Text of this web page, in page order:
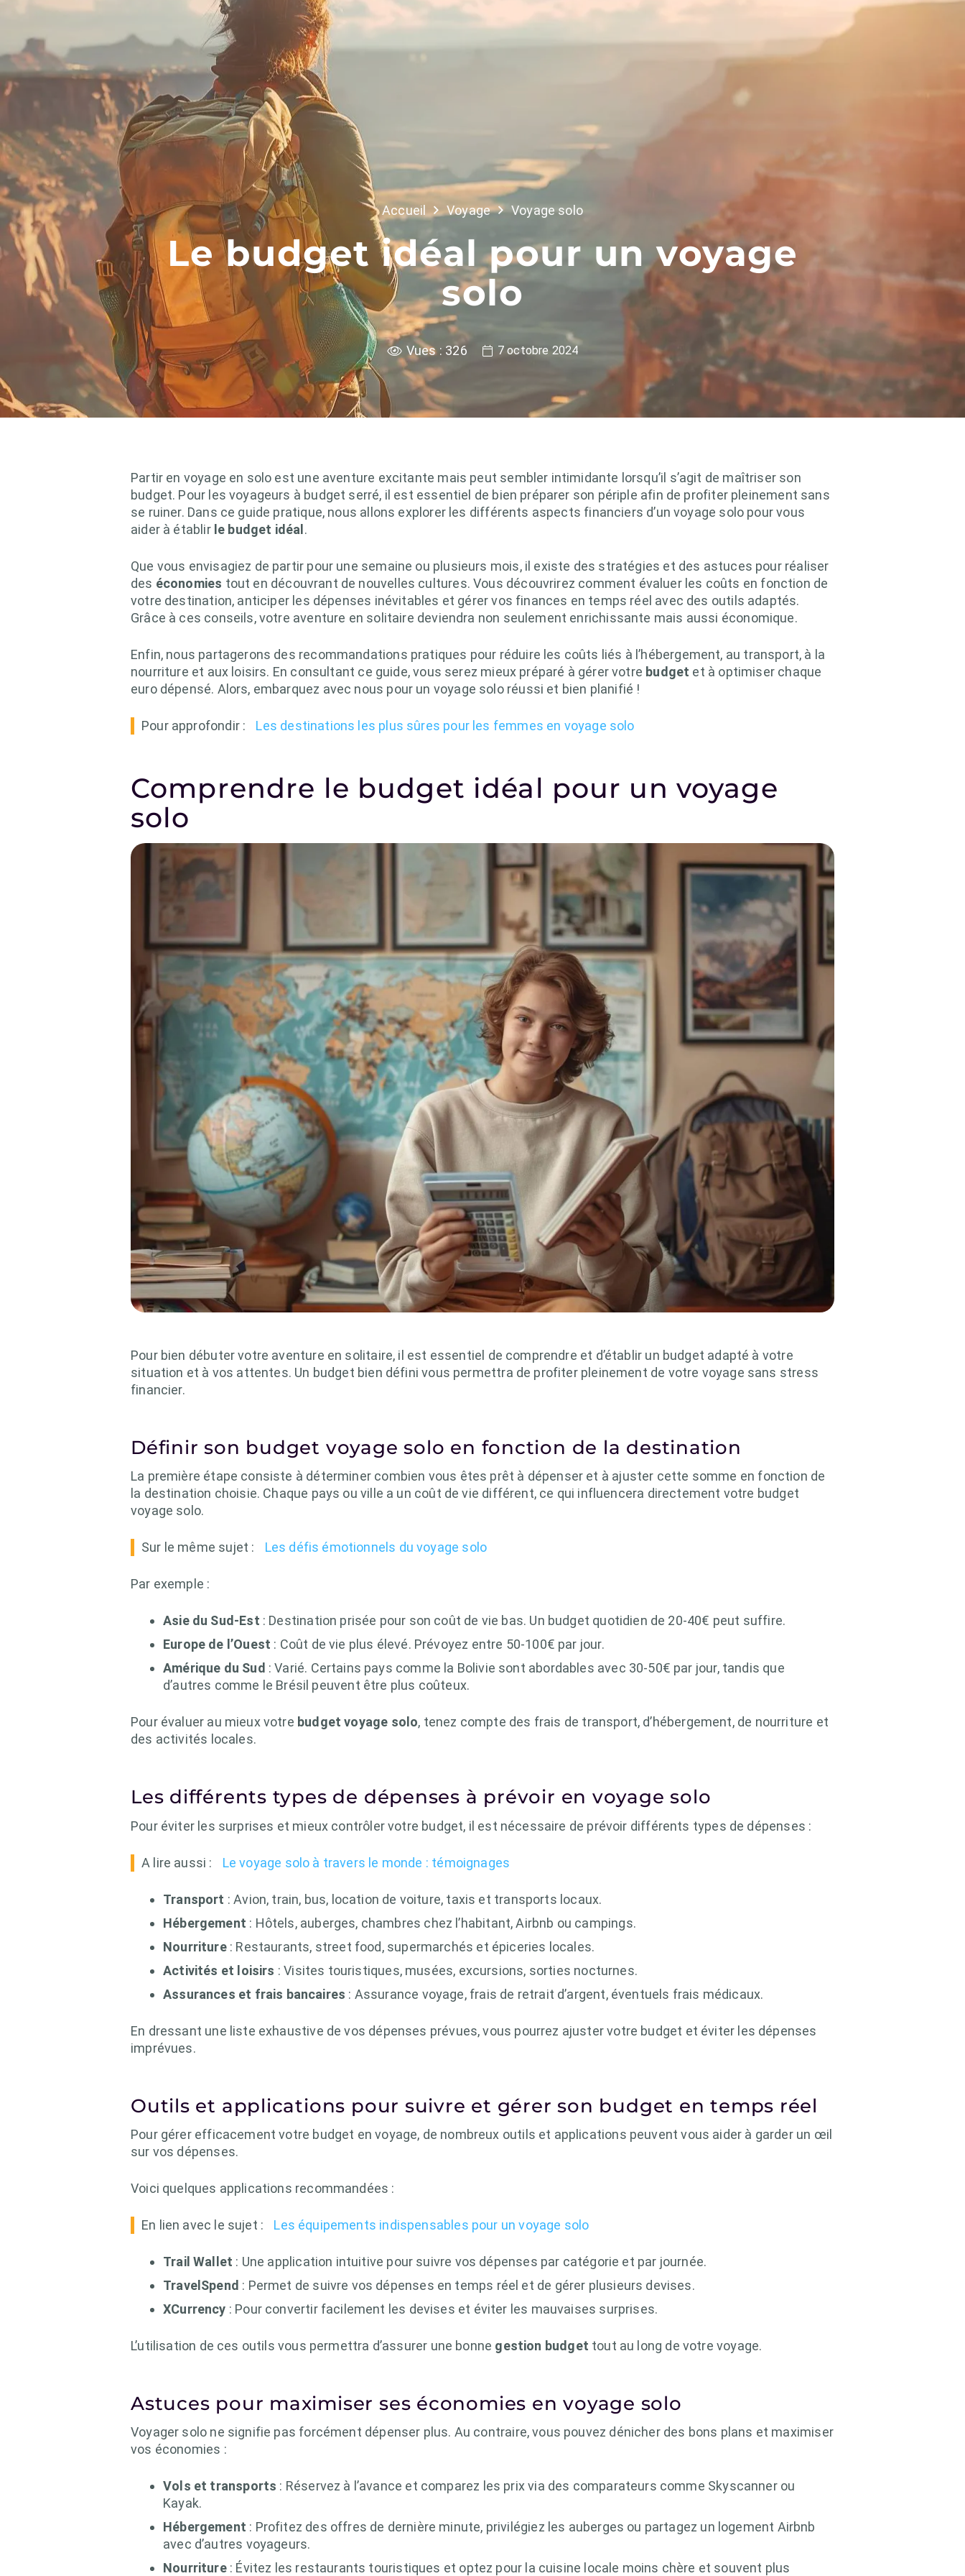
Accueil Voyage Voyage solo
Le budget idéal pour un voyage
solo
Vues : 326 7 octobre 2024
Partir en voyage en solo est une aventure excitante mais peut sembler intimidante lorsqu’il s’agit de maîtriser son
budget. Pour les voyageurs à budget serré, il est essentiel de bien préparer son périple afin de profiter pleinement sans
se ruiner. Dans ce guide pratique, nous allons explorer les différents aspects financiers d’un voyage solo pour vous
aider à établir le budget idéal .
Que vous envisagiez de partir pour une semaine ou plusieurs mois, il existe des stratégies et des astuces pour réaliser
des économies tout en découvrant de nouvelles cultures. Vous découvrirez comment évaluer les coûts en fonction de
votre destination, anticiper les dépenses inévitables et gérer vos finances en temps réel avec des outils adaptés.
Grâce à ces conseils, votre aventure en solitaire deviendra non seulement enrichissante mais aussi économique.
Enfin, nous partagerons des recommandations pratiques pour réduire les coûts liés à l’hébergement, au transport, à la
nourriture et aux loisirs. En consultant ce guide, vous serez mieux préparé à gérer votre budget et à optimiser chaque
euro dépensé. Alors, embarquez avec nous pour un voyage solo réussi et bien planifié !
Pour approfondir : Les destinations les plus sûres pour les femmes en voyage solo
Comprendre le budget idéal pour un voyage
solo
Pour bien débuter votre aventure en solitaire, il est essentiel de comprendre et d’établir un budget adapté à votre
situation et à vos attentes. Un budget bien défini vous permettra de profiter pleinement de votre voyage sans stress
financier.
Définir son budget voyage solo en fonction de la destination
La première étape consiste à déterminer combien vous êtes prêt à dépenser et à ajuster cette somme en fonction de
la destination choisie. Chaque pays ou ville a un coût de vie différent, ce qui influencera directement votre budget
voyage solo.
Sur le même sujet : Les défis émotionnels du voyage solo
Par exemple :
Asie du Sud-Est : Destination prisée pour son coût de vie bas. Un budget quotidien de 20-40€ peut suffire.
Europe de l’Ouest : Coût de vie plus élevé. Prévoyez entre 50-100€ par jour.
Amérique du Sud : Varié. Certains pays comme la Bolivie sont abordables avec 30-50€ par jour, tandis que
d’autres comme le Brésil peuvent être plus coûteux.
Pour évaluer au mieux votre budget voyage solo, tenez compte des frais de transport, d’hébergement, de nourriture et
des activités locales.
Les différents types de dépenses à prévoir en voyage solo
Pour éviter les surprises et mieux contrôler votre budget, il est nécessaire de prévoir différents types de dépenses :
A lire aussi : Le voyage solo à travers le monde : témoignages
Transport : Avion, train, bus, location de voiture, taxis et transports locaux.
Hébergement : Hôtels, auberges, chambres chez l’habitant, Airbnb ou campings.
Nourriture: Restaurants, street food, supermarchés et épiceries locales.
Activités et loisirs : Visites touristiques, musées, excursions, sorties nocturnes.
Assurances et frais bancaires : Assurance voyage, frais de retrait d’argent, éventuels frais médicaux.
En dressant une liste exhaustive de vos dépenses prévues, vous pourrez ajuster votre budget et éviter les dépenses
imprévues.
Outils et applications pour suivre et gérer son budget en temps réel
Pour gérer efficacement votre budget en voyage, de nombreux outils et applications peuvent vous aider à garder un œil
sur vos dépenses.
Voici quelques applications recommandées :
En lien avec le sujet : Les équipements indispensables pour un voyage solo
Trail Wallet : Une application intuitive pour suivre vos dépenses par catégorie et par journée.
TravelSpend : Permet de suivre vos dépenses en temps réel et de gérer plusieurs devises.
XCurrency : Pour convertir facilement les devises et éviter les mauvaises surprises.
L’utilisation de ces outils vous permettra d’assurer une bonne gestion budget tout au long de votre voyage.
Astuces pour maximiser ses économies en voyage solo
Voyager solo ne signifie pas forcément dépenser plus. Au contraire, vous pouvez dénicher des bons plans et maximiser
vos économies :
Vols et transports : Réservez à l’avance et comparez les prix via des comparateurs comme Skyscanner ou
Kayak.
Hébergement : Profitez des offres de dernière minute, privilégiez les auberges ou partagez un logement Airbnb
avec d’autres voyageurs.
Nourriture: Évitez les restaurants touristiques et optez pour la cuisine locale moins chère et souvent plus